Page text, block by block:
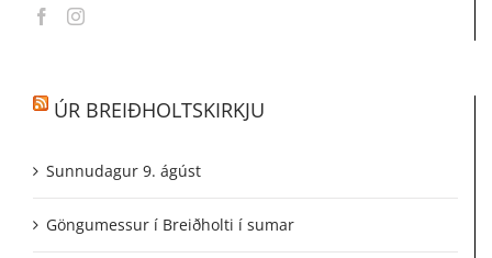
ÚR BREIÐHOLTSKIRKJU
Sunnudagur 9. ágúst
Göngumessur í Breiðholti í sumar